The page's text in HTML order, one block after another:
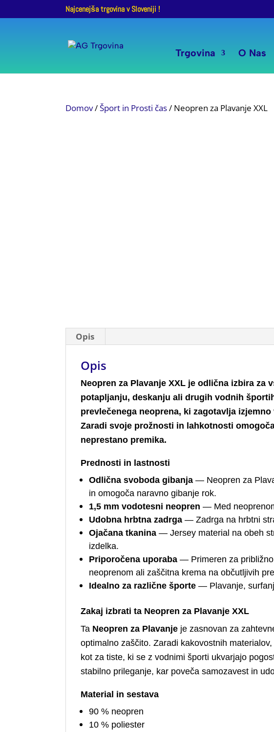
Najcenejša trgovina v Sloveniji !
Trgovina O Nas
Domov/Šport in Prosti čas/ Neopren za Plavanje XXL
Opis
Opis
Neopren za Plavanje XXL je odlična izbira
potapljanju, deskanju ali drugih vodnih
prevlečenega neoprena, ki zagotavlja
Zaradi svoje prožnosti in lahkotnosti
neprestano premika.
Prednosti in lastnosti
Odlična svoboda gibanja — Neopren za
in omogoča naravno gibanje rok.
1,5 mm vodotesni neopren — Med
Udobna hrbtna zadrga — Zadrga na hrbtni
Ojačana tkanina — Jersey material na obeh
izdelka.
Priporočena uporaba — Primeren za približno
neoprenom ali zaščitna krema na občutljivih
Idealno za različne športe — Plavanje,
Zakaj izbrati ta Neopren za Plavanje XXL
Ta Neopren za Plavanje je zasnovan za
optimalno zaščito. Zaradi kakovostnih
kot za tiste, ki se z vodnimi športi ukvarjajo
stabilno prileganje, kar poveča samozavest in
Material in sestava
90 % neopren
10 % poliester